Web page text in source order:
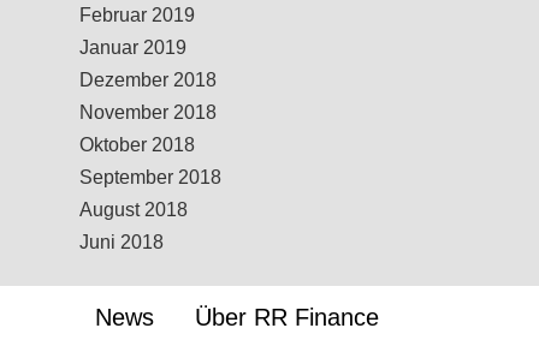
Februar 2019
Januar 2019
Dezember 2018
November 2018
Oktober 2018
September 2018
August 2018
Juni 2018
News
Über RR Finance